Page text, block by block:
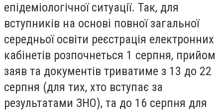
епідеміологічної ситуації. Так, для
вступників на основі повної загальної
середньої освіти реєстрація електронних
кабінетів розпочнеться 1 серпня, прийом
заяв та документів триватиме з 13 до 22
серпня (для тих, хто вступає за
результатами ЗНО), та до 16 серпня для